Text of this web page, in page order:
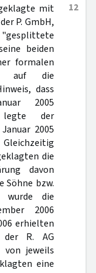
12
mit
P. GmbH,
"gesplittete
beiden
formalen
auf die
dass
2005
legte der
2005
die
davon
Söhne bzw.
wurde die
2006
erhielten
der R. AG
von jeweils
eine